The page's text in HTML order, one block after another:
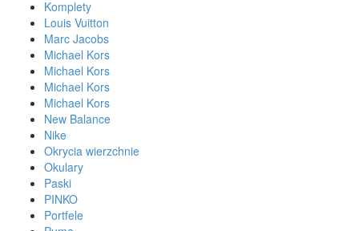
Komplety
Louis Vuitton
Marc Jacobs
Michael Kors
Michael Kors
Michael Kors
Michael Kors
New Balance
Nike
Okrycia wierzchnie
Okulary
Paski
PINKO
Portfele